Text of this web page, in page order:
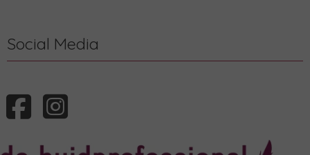
Social Media